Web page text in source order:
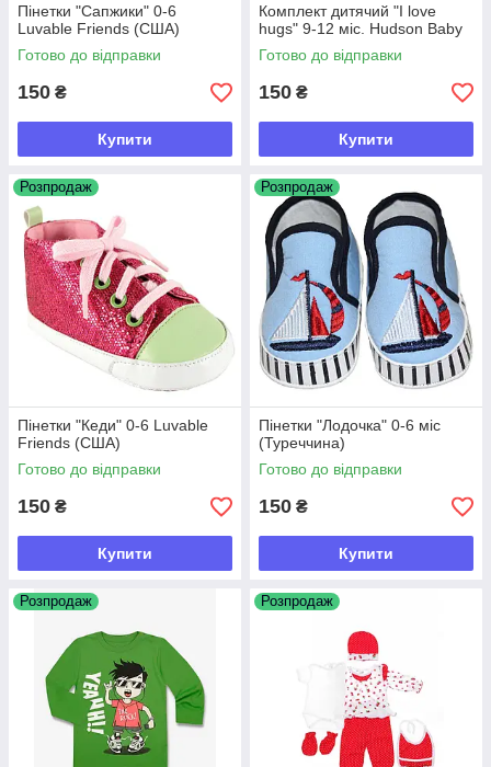
Пінетки "Сапжики" 0-6
Luvable Friends (США)
Готово до відправки
150 ₴
Купити
Комплект дитячий "I love
hugs" 9-12 міс. Hudson Baby
Готово до відправки
150 ₴
Купити
Розпродаж
Пінетки "Кеди" 0-6 Luvable
Friends (США)
Готово до відправки
150 ₴
Купити
Розпродаж
Пінетки "Лодочка" 0-6 міс
(Туреччина)
Готово до відправки
150 ₴
Купити
Розпродаж Розпродаж